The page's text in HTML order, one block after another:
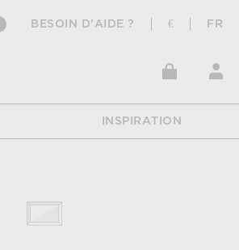
BESOIN D'AIDE ? € FR
INSPIRATION